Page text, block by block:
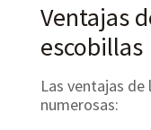
Ventajas
escobillas
Las ventajas
numerosas: